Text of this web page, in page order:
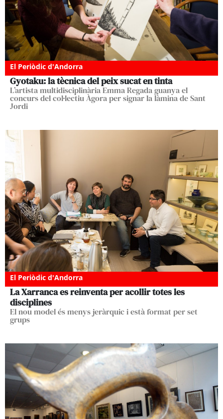
El Periòdic d'Andorra
Gyotaku: la tècnica del peix sucat en tinta
L’artista multidisciplinària Emma Regada guanya el
concurs del col·lectiu Àgora per signar la làmina de Sant
Jordi
El Periòdic d'Andorra
La Xarranca es reinventa per acollir totes les
disciplines
El nou model és menys jeràrquic i està format per set
grups